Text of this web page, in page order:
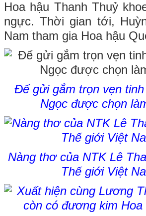
Hoa hậu Thanh Thuỷ
ngực. Thời gian tới,
Nam tham gia Hoa hậu
Để gửi gắm trọn vẹn
Ngọc được chọn
Nàng thơ của NTK Lê
Thế giới Việt